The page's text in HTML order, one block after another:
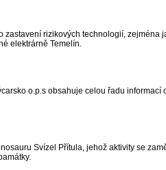
zastavení rizikových technologií, zejména
elektrárně Temelín.
o.p.s obsahuje celou řadu informací
Svízel Přítula, jehož aktivity se